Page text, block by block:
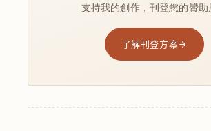
支持我的創作，刊登您的贊助
了解刊登方案